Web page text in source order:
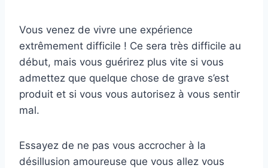
Vous venez de vivre une expérience
extrêmement difficile ! Ce sera très difficile au
début, mais vous guérirez plus vite si vous
admettez que quelque chose de grave s’est
produit et si vous vous autorisez à vous sentir
mal.
Essayez de ne pas vous accrocher à la
désillusion amoureuse que vous allez vous